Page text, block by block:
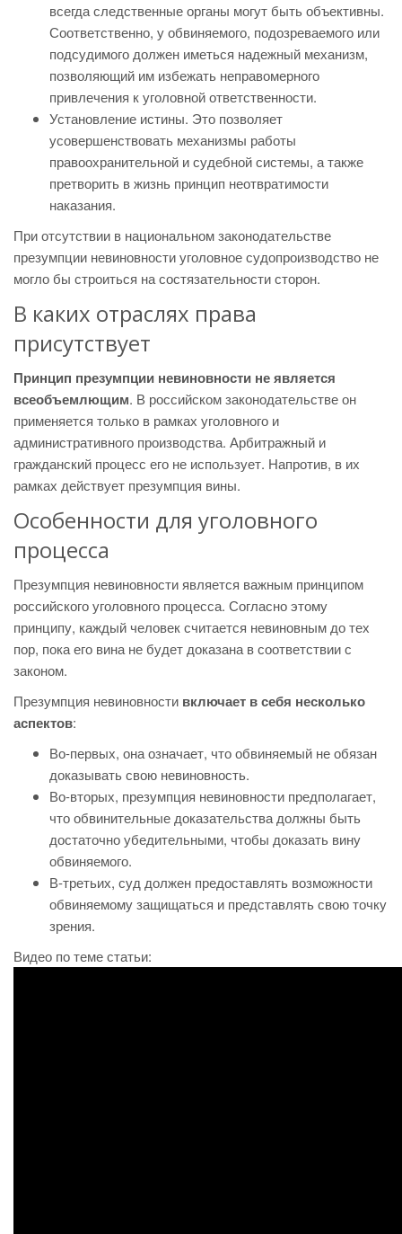
всегда следственные органы могут быть объективны.
Соответственно, у обвиняемого, подозреваемого или
подсудимого должен иметься надежный механизм,
позволяющий им избежать неправомерного
привлечения к уголовной ответственности.
Установление истины. Это позволяет
усовершенствовать механизмы работы
правоохранительной и судебной системы, а также
претворить в жизнь принцип неотвратимости
наказания.
При отсутствии в национальном законодательстве
презумпции невиновности уголовное судопроизводство не
могло бы строиться на состязательности сторон.
В каких отраслях права
присутствует
Принцип презумпции невиновности не является
всеобъемлющим. В российском законодательстве он
применяется только в рамках уголовного и
административного производства. Арбитражный и
гражданский процесс его не использует. Напротив, в их
рамках действует презумпция вины.
Особенности для уголовного
процесса
Презумпция невиновности является важным принципом
российского уголовного процесса. Согласно этому
принципу, каждый человек считается невиновным до тех
пор, пока его вина не будет доказана в соответствии с
законом.
Презумпция невиновности включает в себя несколько
аспектов:
Во-первых, она означает, что обвиняемый не обязан
доказывать свою невиновность.
Во-вторых, презумпция невиновности предполагает,
что обвинительные доказательства должны быть
достаточно убедительными, чтобы доказать вину
обвиняемого.
В-третьих, суд должен предоставлять возможности
обвиняемому защищаться и представлять свою точку
зрения.
Видео по теме статьи: